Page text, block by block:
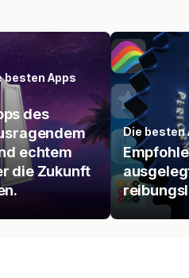
besten Apps
des
echtem
die Zukunft
Die besten